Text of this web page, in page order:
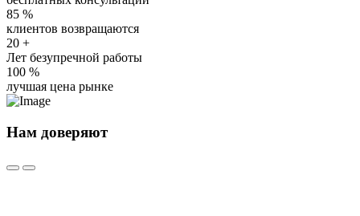
85 %
клиентов возвращаются
20 +
Лет безупречной работы
100 %
лучшая цена рынке
Нам доверяют